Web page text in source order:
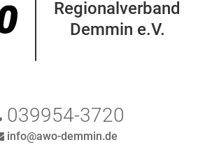
Regionalverband
Demmin e.V.
039954-3720
info@awo-demmin.de